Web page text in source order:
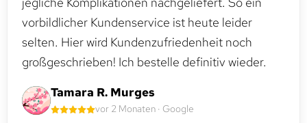
vorbildlicher Kundenservice ist heute leider
selten. Hier wird Kundenzufriedenheit noch
großgeschrieben! Ich bestelle definitiv wieder.
Tamara R. Murges
vor 2 Monaten · Google